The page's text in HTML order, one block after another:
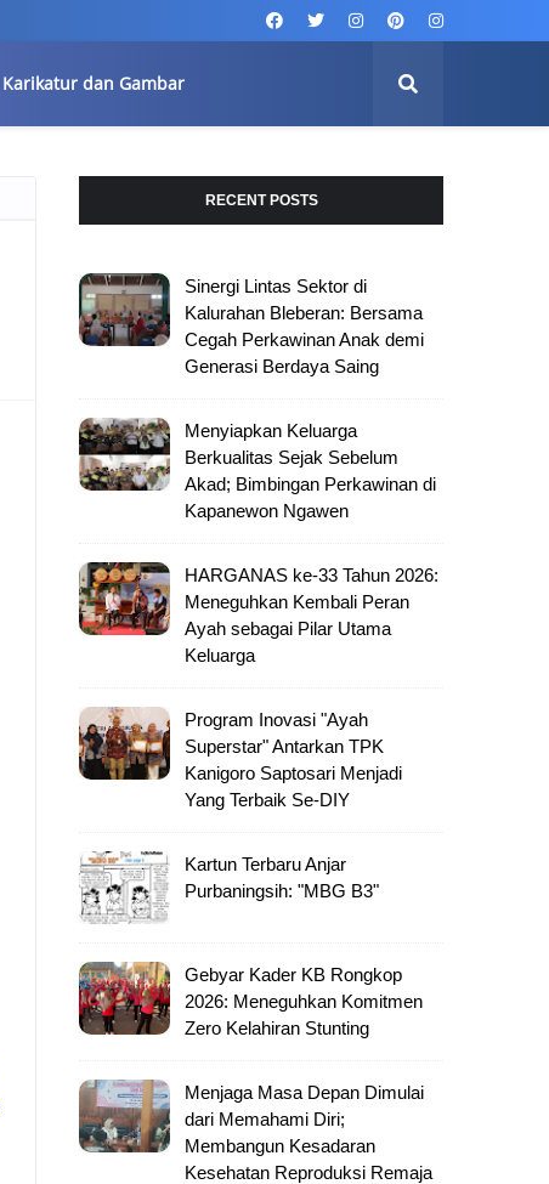
Karikatur dan Gambar
RECENT POSTS
Sinergi Lintas Sektor di
Kalurahan Bleberan: Bersama
Cegah Perkawinan Anak demi
Generasi Berdaya Saing
Menyiapkan Keluarga
Berkualitas Sejak Sebelum
Akad; Bimbingan Perkawinan di
Kapanewon Ngawen
HARGANAS ke-33 Tahun 2026:
Meneguhkan Kembali Peran
Ayah sebagai Pilar Utama
Keluarga
Program Inovasi "Ayah
Superstar" Antarkan TPK
Kanigoro Saptosari Menjadi
Yang Terbaik Se-DIY
Kartun Terbaru Anjar
Purbaningsih: "MBG B3"
Gebyar Kader KB Rongkop
2026: Meneguhkan Komitmen
Zero Kelahiran Stunting
Menjaga Masa Depan Dimulai
dari Memahami Diri;
Membangun Kesadaran
Kesehatan Reproduksi Remaja